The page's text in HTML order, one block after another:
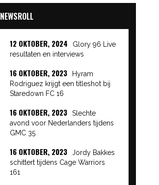
NEWSROLL
12 OKTOBER, 2024
Glory 96 Live
resultaten en interviews
16 OKTOBER, 2023
Hyram
Rodriguez krijgt een titleshot bij
Staredown FC 16
16 OKTOBER, 2023
Slechte
avond voor Nederlanders tijdens
GMC 35
16 OKTOBER, 2023
Jordy Bakkes
schittert tijdens Cage Warriors
161